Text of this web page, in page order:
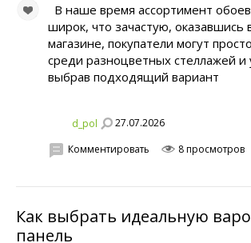
В наше время ассортимент
широк, что зачастую, оказавшись
магазине, покупатели могут
среди разноцветных стеллажей и
выбрав подходящий вариант
d_pol 27.07.2026
Комментировать 8 просмотров
Как выбрать идеальную
панель